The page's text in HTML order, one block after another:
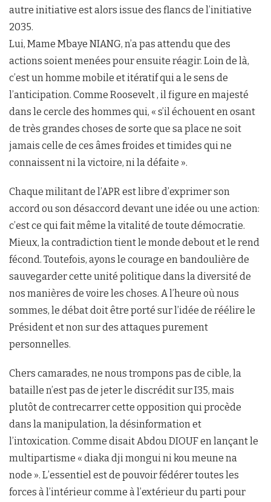
autre initiative est alors issue des flancs de l’initiative
2035.
Lui, Mame Mbaye NIANG, n’a pas attendu que des
actions soient menées pour ensuite réagir. Loin de là,
c’est un homme mobile et itératif qui a le sens de
l’anticipation. Comme Roosevelt , il figure en majesté
dans le cercle des hommes qui, « s’il échouent en osant
de très grandes choses de sorte que sa place ne soit
jamais celle de ces âmes froides et timides qui ne
connaissent ni la victoire, ni la défaite ».
Chaque militant de l’APR est libre d’exprimer son
accord ou son désaccord devant une idée ou une action:
c’est ce qui fait même la vitalité de toute démocratie.
Mieux, la contradiction tient le monde debout et le rend
fécond. Toutefois, ayons le courage en bandoulière de
sauvegarder cette unité politique dans la diversité de
nos manières de voire les choses. A l’heure où nous
sommes, le débat doit être porté sur l’idée de réélire le
Président et non sur des attaques purement
personnelles.
Chers camarades, ne nous trompons pas de cible, la
bataille n’est pas de jeter le discrédit sur I35, mais
plutôt de contrecarrer cette opposition qui procède
dans la manipulation, la désinformation et
l’intoxication. Comme disait Abdou DIOUF en lançant le
multipartisme « diaka dji mongui ni kou meune na
node ». L’essentiel est de pouvoir fédérer toutes les
forces à l’intérieur comme à l’extérieur du parti pour